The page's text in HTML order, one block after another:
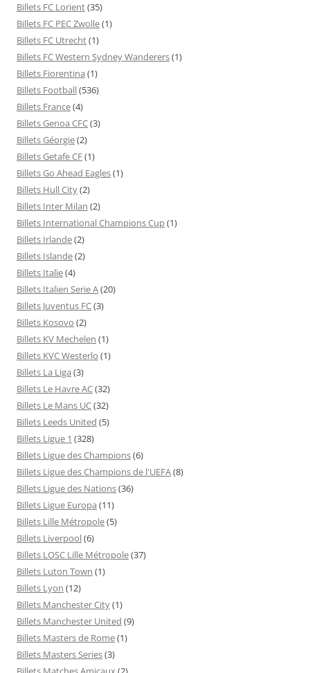
Billets FC Lorient(35)
Billets FC PEC Zwolle(1)
Billets FC Utrecht(1)
Billets FC Western Sydney Wanderers(1)
Billets Fiorentina (1)
Billets Football(536)
Billets France(4)
Billets Genoa CFC(3)
Billets Géorgie(2)
Billets Getafe CF(1)
Billets Go Ahead Eagles(1)
Billets Hull City(2)
Billets Inter Milan (2)
Billets International Champions Cup(1)
Billets Irlande(2)
Billets Islande(2)
Billets Italie(4)
Billets Italien Serie A(20)
Billets Juventus FC(3)
Billets Kosovo (2)
Billets KV Mechelen (1)
Billets KVC Westerlo (1)
Billets La Liga (3)
Billets Le Havre AC(32)
Billets Le Mans UC(32)
Billets Leeds United (5)
Billets Ligue 1 (328)
Billets Ligue des Champions(6)
Billets Ligue des Champions de l'UEFA(8)
Billets Ligue des Nations(36)
Billets Ligue Europa (11)
Billets Lille Métropole(5)
Billets Liverpool(6)
Billets LOSC Lille Métropole(37)
Billets Luton Town (1)
Billets Lyon (12)
Billets Manchester City(1)
Billets Manchester United (9)
Billets Masters de Rome(1)
Billets Masters Series(3)